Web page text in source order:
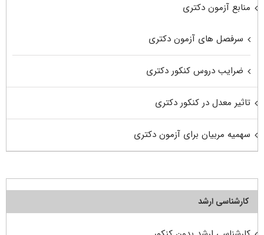
منابع آزمون دکتری
سرفصل های آزمون دکتری
ضرایب دروس کنکور دکتری
تاثیر معدل در کنکور دکتری
سهمیه مربیان برای آزمون دکتری
کارشناسی ارشد